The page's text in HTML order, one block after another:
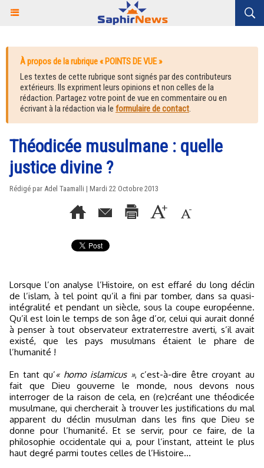
À propos de la rubrique « POINTS DE VUE »
Les textes de cette rubrique sont signés par des contributeurs
extérieurs. Ils expriment leurs opinions et non celles de la
rédaction. Partagez votre point de vue en commentaire ou en
écrivant à la rédaction via le formulaire de contact.
Théodicée musulmane : quelle
justice divine ?
Rédigé par Adel Taamalli | Mardi 22 Octobre 2013
Lorsque l’on analyse l’Histoire, on est effaré du long déclin
de l’islam, à tel point qu’il a fini par tomber, dans sa quasi-
intégralité et pendant un siècle, sous la coupe européenne.
Qu’il est loin le temps de son âge d’or, celui qui aurait donné
à penser à tout observateur extraterrestre averti, s’il avait
existé, que les pays musulmans étaient le phare de
l’humanité !
En tant qu’« homo islamicus », c’est-à-dire être croyant au
fait que Dieu gouverne le monde, nous devons nous
interroger de la raison de cela, en (re)créant une théodicée
musulmane, qui chercherait à trouver les justifications du mal
apparent du déclin musulman dans les fins que Dieu se
donne pour l’humanité. Et se servir, pour ce faire, de la
philosophie occidentale qui a, pour l’instant, atteint le plus
haut degré parmi toutes celles de l’Histoire…